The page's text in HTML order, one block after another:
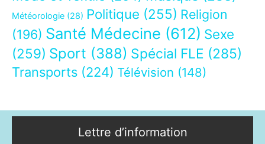
Météorologie (28) Politique (255) Religion
(196) Santé Médecine (612) Sexe
(259) Sport (388) Spécial FLE (285)
Transports (224) Télévision (148)
Lettre d’information